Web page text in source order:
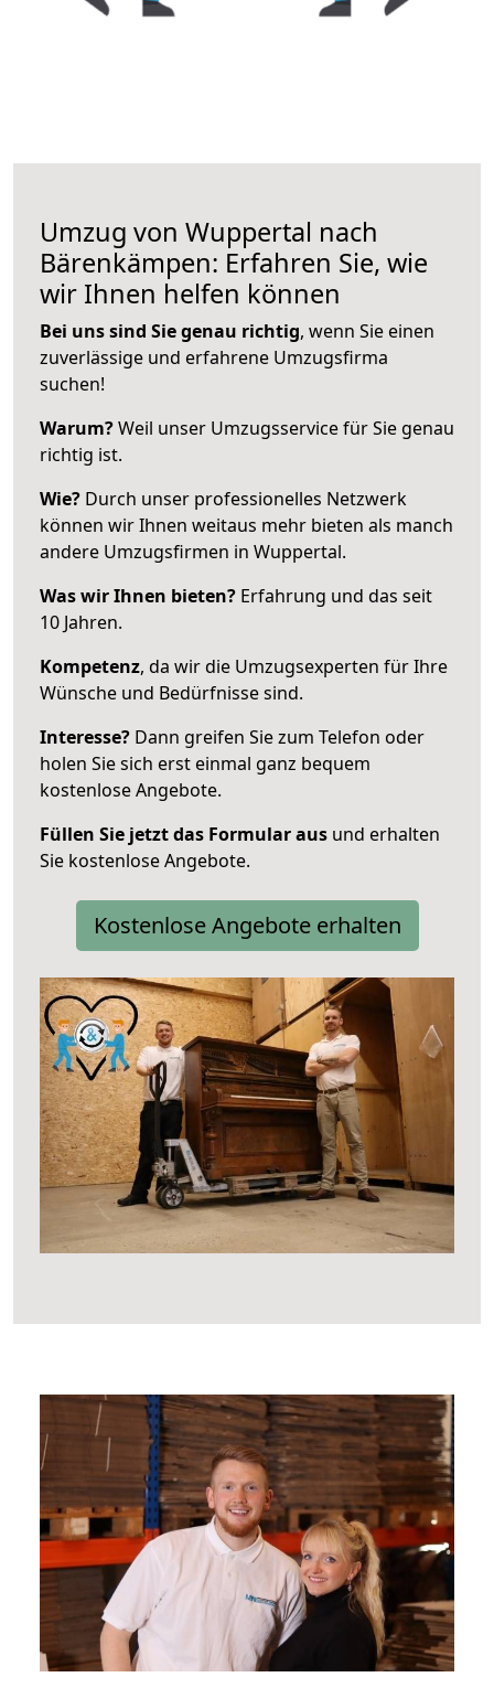
Umzug von Wuppertal nach
Bärenkämpen: Erfahren Sie, wie
wir Ihnen helfen können
Bei uns sind Sie genau richtig, wenn Sie einen
zuverlässige und erfahrene Umzugsfirma
suchen!
Warum?Weil unser Umzugsservice für Sie genau
richtig ist.
Wie? Durch unser professionelles Netzwerk
können wir Ihnen weitaus mehr bieten als manch
andere Umzugsfirmen in Wuppertal.
Was wir Ihnen bieten? Erfahrung und das seit
10 Jahren.
Kompetenz, da wir die Umzugsexperten für Ihre
Wünsche und Bedürfnisse sind.
Interesse? Dann greifen Sie zum Telefon oder
holen Sie sich erst einmal ganz bequem
kostenlose Angebote.
Füllen Sie jetzt das Formular aus und erhalten
Sie kostenlose Angebote.
Kostenlose Angebote erhalten